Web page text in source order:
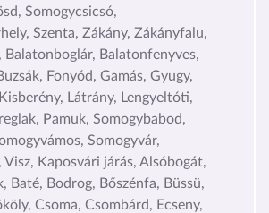
Somogycsicsó,
Szenta, Zákány, Zákányfalu,
Balatonboglár, Balatonfenyves,
Fonyód, Gamás, Gyugy,
Látrány, Lengyeltóti,
Pamuk, Somogybabod,
Somogyvár,
Visz, Kaposvári járás, Alsóbogát,
Baté, Bodrog, Bőszénfa, Büssü,
Csoma, Csombárd, Ecseny,